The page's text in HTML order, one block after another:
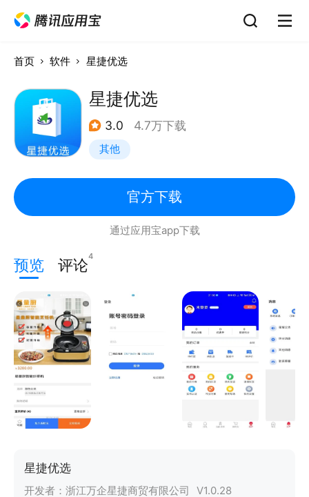
首页 软件 星捷优选
星捷优选
3.0 4.7万下载
其他
官方下载
通过应用宝app下载
预览 评论4
星捷优选
开发者： 浙江万企星捷商贸有限公司 V1.0.28